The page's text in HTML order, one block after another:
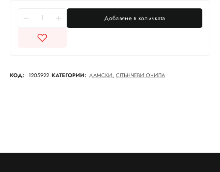
Добавяне в количката
КОД: 1205922 КАТЕГОРИИ: ДАМСКИ, СЛЪНЧЕВИ ОЧИЛА